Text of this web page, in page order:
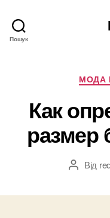
Пошук
МОДА
Как
размер
Автор
Від